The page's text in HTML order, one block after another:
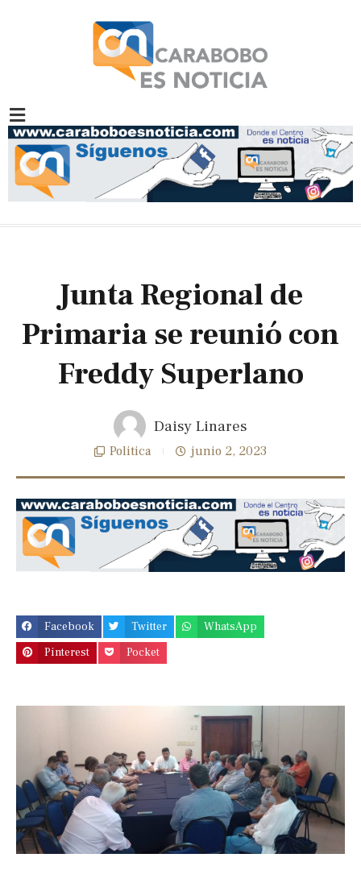
Junta Regional de
Primaria se reunió con
Freddy Superlano
Daisy Linares
Politica junio 2, 2023
Facebook Twitter
WhatsApp
Pinterest
Pocket